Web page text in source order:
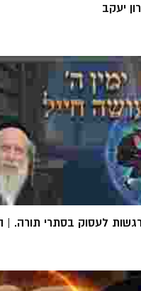
יעקב
לעסוק בסתרי תורה. |